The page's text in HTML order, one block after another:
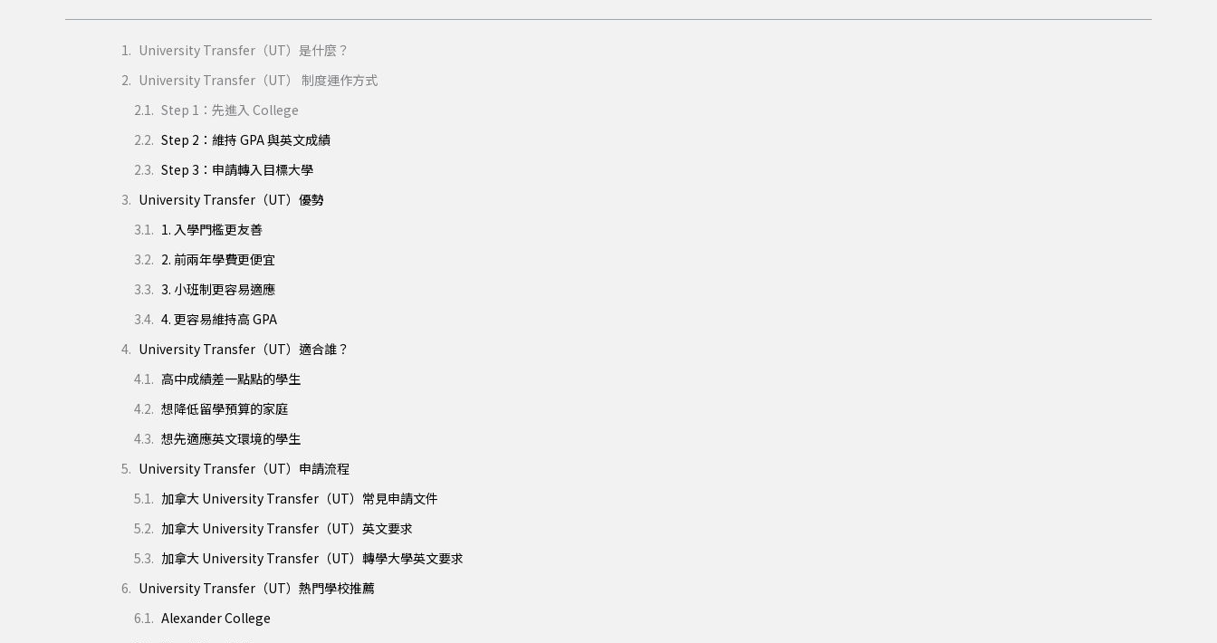
University Transfer（UT）是什麼？
University Transfer（UT） 制度運作方式
Step 1：先進入 College
Step 2：維持 GPA 與英文成績
Step 3：申請轉入目標大學
University Transfer（UT）優勢
1. 入學門檻更友善
2. 前兩年學費更便宜
3. 小班制更容易適應
4. 更容易維持高 GPA
University Transfer（UT）適合誰？
高中成績差一點點的學生
想降低留學預算的家庭
想先適應英文環境的學生
University Transfer（UT）申請流程
加拿大 University Transfer（UT）常見申請文件
加拿大 University Transfer（UT）英文要求
加拿大 University Transfer（UT）轉學大學英文要求
University Transfer（UT）熱門學校推薦
Alexander College